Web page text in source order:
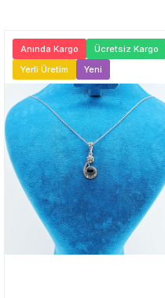
Anında Kargo
Ücretsiz Kargo
Yerli Üretim
Yeni